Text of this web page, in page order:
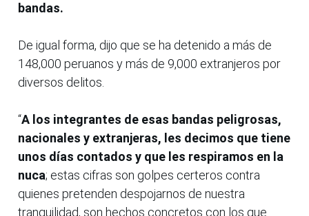
bandas.
De igual forma, dijo que se ha detenido a más de
148,000 peruanos y más de 9,000 extranjeros por
diversos delitos.
“A los integrantes de esas bandas peligrosas,
nacionales y extranjeras, les decimos que tiene
unos días contados y que les respiramos en la
nuca; estas cifras son golpes certeros contra
quienes pretenden despojarnos de nuestra
tranquilidad, son hechos concretos con los que